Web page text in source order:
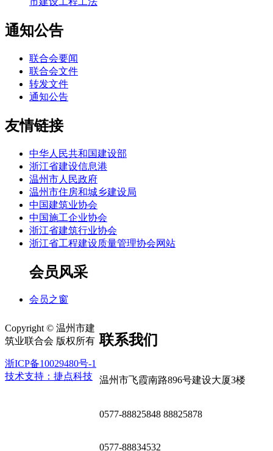
通知公告
联合会要闻
联合会文件
转发文件
通知公告
友情链接
中华人民共和国建设部
浙江省建设信息港
温州市人民政府
温州市住房和城乡建设局
中国建筑业协会
中国施工企业协会
浙江省建筑行业协会
浙江省工程建设质量管理协会网站
会员风采
会员之窗
联系我们
温州市飞霞南路896号建设大厦3楼
0577-88825848 88825878
0577-88834532
Copyright © 温州市建
筑业联合会 版权所有
浙ICP备10029480号-1
技术支持：捷点科技